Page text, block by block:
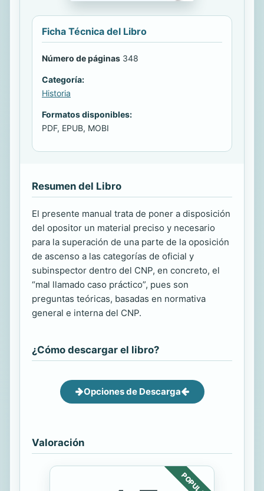
Ficha Técnica del Libro
Número de páginas 348
Categoría:
Historia
Formatos disponibles:
PDF, EPUB, MOBI
Resumen del Libro
El presente manual trata de poner a disposición
del opositor un material preciso y necesario
para la superación de una parte de la oposición
de ascenso a las categorías de oficial y
subinspector dentro del CNP, en concreto, el
“mal llamado caso práctico”, pues son
preguntas teóricas, basadas en normativa
general e interna del CNP.
¿Cómo descargar el libro?
Opciones de Descarga
Valoración